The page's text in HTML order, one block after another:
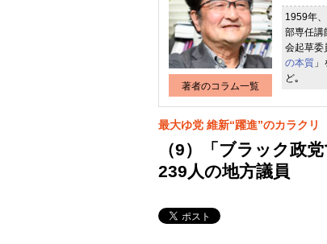
著者のコラム一覧
1959年
部専任講
会起草委
の本質
ど｡
最大ゆ党 維新“躍進”のカラクリ
（9）「ブラック政
239人の地方議員